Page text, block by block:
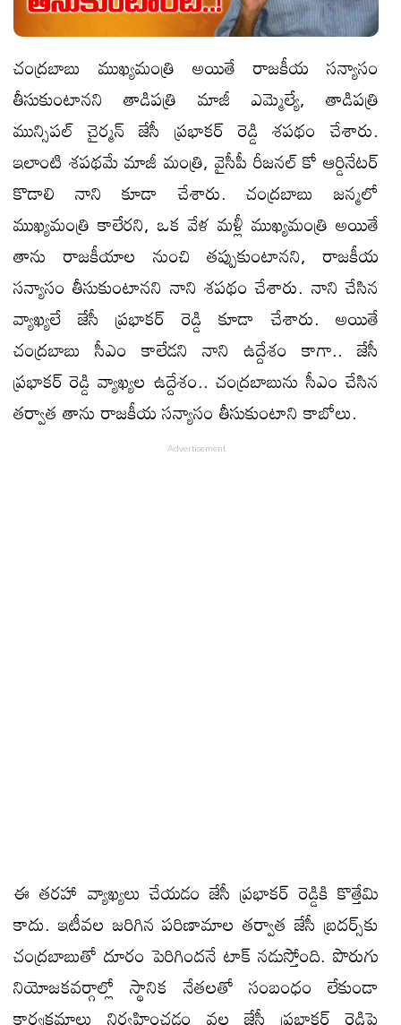
చంద్రబాబు ముఖ్యమంత్రి అయితే రాజకీయ సన్యాసం
తీసుకుంటానని తాడిపత్రి మాజీ ఎమ్మెల్యే, తాడిపత్రి
మున్సిపల్‌ చైర్మన్‌ జేసీ ప్రభాకర్‌ రెడ్డి శపథం చేశారు.
ఇలాంటి శపథమే మాజీ మంత్రి, వైసీపీ రీజనల్‌ కో ఆర్డినేటర్‌
కొడాలి నాని కూడా చేశారు. చంద్రబాబు జన్మలో
ముఖ్యమంత్రి కాలేరని, ఒక వేళ మళ్లీ ముఖ్యమంత్రి అయితే
తాను రాజకీయాల నుంచి తప్పుకుంటానని, రాజకీయ
సన్యాసం తీసుకుంటానని నాని శపథం చేశారు. నాని చేసిన
వ్యాఖ్యలే జేసీ ప్రభాకర్‌ రెడ్డి కూడా చేశారు. అయితే
చంద్రబాబు సీఎం కాలేడని నాని ఉద్దేశం కాగా.. జేసీ
ప్రభాకర్‌ రెడ్డి వ్యాఖ్యల ఉద్దేశం.. చంద్రబాబును సీఎం చేసిన
తర్వాత తాను రాజకీయ సన్యాసం తీసుకుంటాని కాబోలు.
ఈ తరహా వ్యాఖ్యలు చేయడం జేసీ ప్రభాకర్‌ రెడ్డికి కొత్తేమి
కాదు. ఇటీవల జరిగిన పరిణామాల తర్వాత జేసీ బ్రదర్స్‌కు
చంద్రబాబుతో దూరం పెరిగిందనే టాక్‌ నడుస్తోంది. పొరుగు
నియోజకవర్గాల్లో స్థానిక నేతలతో సంబంధం లేకుండా
కార్యక్రమాలు నిర్వహించడం వల్ల జేసీ ప్రభాకర్‌ రెడ్డిపై